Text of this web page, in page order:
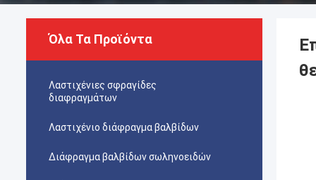
Όλα Τα Προϊόντα
Λαστιχένιες σφραγίδες
διαφραγμάτων
Λαστιχένιο διάφραγμα βαλβίδων
Διάφραγμα βαλβίδων σωληνοειδών